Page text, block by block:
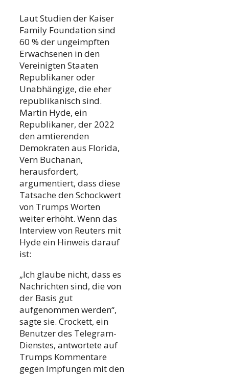
Laut Studien der Kaiser
Family Foundation sind
60 % der ungeimpften
Erwachsenen in den
Vereinigten Staaten
Republikaner oder
Unabhängige, die eher
republikanisch sind.
Martin Hyde, ein
Republikaner, der 2022
den amtierenden
Demokraten aus Florida,
Vern Buchanan,
herausfordert,
argumentiert, dass diese
Tatsache den Schockwert
von Trumps Worten
weiter erhöht. Wenn das
Interview von Reuters mit
Hyde ein Hinweis darauf
ist:
„Ich glaube nicht, dass es
Nachrichten sind, die von
der Basis gut
aufgenommen werden“,
sagte sie. Crockett, ein
Benutzer des Telegram-
Dienstes, antwortete auf
Trumps Kommentare
gegen Impfungen mit den